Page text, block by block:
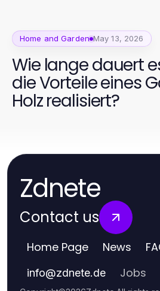
Home and Garden May 13, 2026
Wie lange dauert
die Vorteile eines
Holz realisiert?
Zdnete
Contact us
Home Page News
info@zdnete.de Jobs